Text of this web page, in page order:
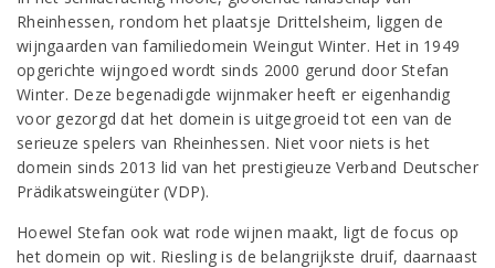
Rheinhessen, rondom het plaatsje Drittelsheim, liggen de
wijngaarden van familiedomein Weingut Winter. Het in 1949
opgerichte wijngoed wordt sinds 2000 gerund door Stefan
Winter. Deze begenadigde wijnmaker heeft er eigenhandig
voor gezorgd dat het domein is uitgegroeid tot een van de
serieuze spelers van Rheinhessen. Niet voor niets is het
domein sinds 2013 lid van het prestigieuze Verband Deutscher
Prädikatsweingüter (VDP).
Hoewel Stefan ook wat rode wijnen maakt, ligt de focus op
het domein op wit. Riesling is de belangrijkste druif, daarnaast